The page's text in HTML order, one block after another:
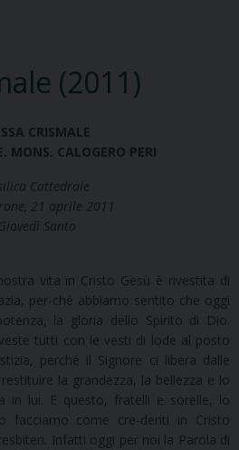
(2011)
CRISMALE
MONS. CALOGERO PERI
Cattedrale
21 aprile 2011
Santo
vita in Cristo Gesù è rivestita di
per-ché abbiamo sentito che oggi
la gloria dello Spirito di Dio.
tutti con le vesti di lode al posto
perché il Signore ci libera dalle
la grandezza, la bellezza e lo
in lui. E questo, fratelli e sorelle, lo
facciamo come cre-denti in Cristo
Infatti oggi per noi la Parola di